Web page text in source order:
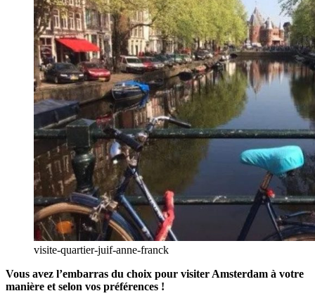
visite-quartier-juif-anne-franck
Vous avez l’embarras du choix pour visiter Amsterdam à votre
manière et selon vos préférences !